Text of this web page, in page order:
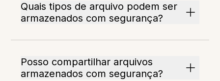
Quais tipos de arquivo podem ser
armazenados com segurança?
Posso compartilhar arquivos
armazenados com segurança?